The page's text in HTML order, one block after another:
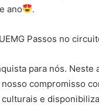
ano
.
Passos no
para nós. Neste
compromisso
e